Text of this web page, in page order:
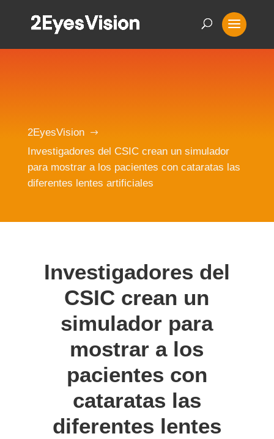
2EyesVision $
Investigadores del CSIC crean un simulador
para mostrar a los pacientes con cataratas las
diferentes lentes artificiales
Investigadores del
CSIC crean un
simulador para
mostrar a los
pacientes con
cataratas las
diferentes lentes